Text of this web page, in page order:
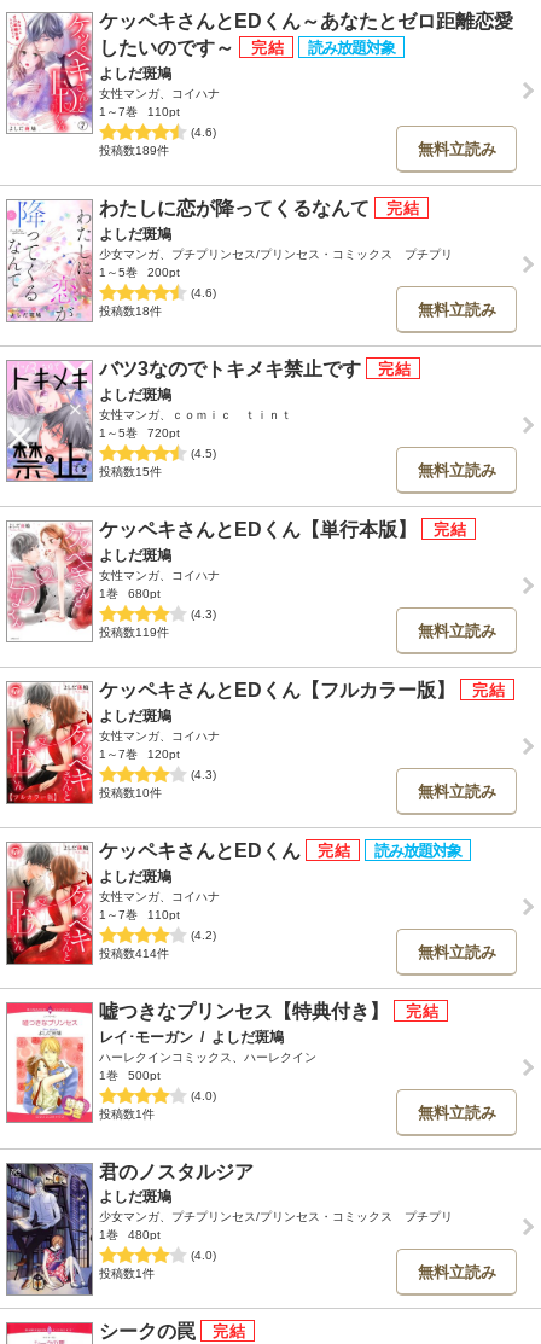
ケッペキさんとEDくん～あなたとゼロ距離恋愛
したいのです～
よしだ斑鳩
女性マンガ、コイハナ
1～7巻
110pt
(4.6)
投稿数189件
無料立読み
わたしに恋が降ってくるなんて
よしだ斑鳩
少女マンガ、プチプリンセス/プリンセス・コミックス プチプリ
1～5巻
200pt
(4.6)
投稿数18件
無料立読み
バツ3なのでトキメキ禁止です
よしだ斑鳩
女性マンガ、ｃｏｍｉｃ ｔｉｎｔ
1～5巻
720pt
(4.5)
投稿数15件
無料立読み
ケッペキさんとEDくん【単行本版】
よしだ斑鳩
女性マンガ、コイハナ
1巻
680pt
(4.3)
投稿数119件
無料立読み
ケッペキさんとEDくん【フルカラー版】
よしだ斑鳩
女性マンガ、コイハナ
1～7巻
120pt
(4.3)
投稿数10件
無料立読み
ケッペキさんとEDくん
よしだ斑鳩
女性マンガ、コイハナ
1～7巻
110pt
(4.2)
投稿数414件
無料立読み
嘘つきなプリンセス【特典付き】
レイ･モーガン / よしだ斑鳩
ハーレクインコミックス、ハーレクイン
1巻
500pt
(4.0)
投稿数1件
無料立読み
君のノスタルジア
よしだ斑鳩
少女マンガ、プチプリンセス/プリンセス・コミックス プチプリ
1巻
480pt
(4.0)
投稿数1件
無料立読み
シークの罠